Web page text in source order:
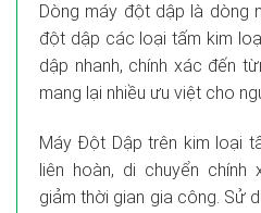
Dòng máy đột dập là dòng
đột dập các loại tấm kim
dập nhanh, chính xác đến
mang lại nhiều ưu việt cho
Máy Đột Dập trên kim loại
liên hoàn, di chuyển
giảm thời gian gia công. Sử